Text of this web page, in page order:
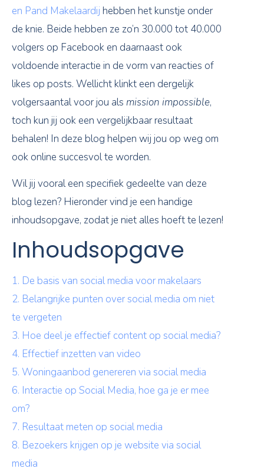
en Pand Makelaardij hebben het kunstje onder
de knie. Beide hebben ze zo’n 30.000 tot 40.000
volgers op Facebook en daarnaast ook
voldoende interactie in de vorm van reacties of
likes op posts. Wellicht klinkt een dergelijk
volgersaantal voor jou alsmission impossible,
toch kun jij ook een vergelijkbaar resultaat
behalen! In deze blog helpen wij jou op weg om
ook online succesvol te worden.
Wil jij vooral een specifiek gedeelte van deze
blog lezen? Hieronder vind je een handige
inhoudsopgave, zodat je niet alles hoeft te lezen!
Inhoudsopgave
1. De basis van social media voor makelaars
2. Belangrijke punten over social media om niet
te vergeten
3. Hoe deel je effectief content op social media?
4. Effectief inzetten van video
5. Woningaanbod genereren via social media
6. Interactie op Social Media, hoe ga je er mee
om?
7. Resultaat meten op social media
8. Bezoekers krijgen op je website via social
media